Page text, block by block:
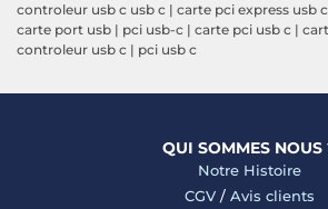
controleur usb c usb c | carte pci express usb c
carte port usb | pci usb-c | carte pci usb c |
controleur usb c | pci usb c
QUI SOMMES NOUS
Notre Histoire
CGV/ Avis clients